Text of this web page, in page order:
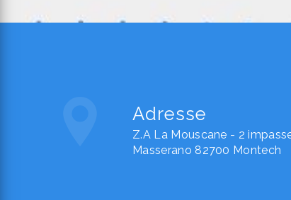
Adresse
Z.A La Mouscane - 2
Masserano 82700 Montech